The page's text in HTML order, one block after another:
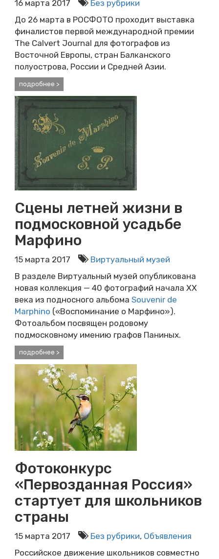
16 марта 2017
Без рубрики
До 26 марта в РОСФОТО проходит выставка
финалистов первой международной премии
The Calvert Journal для фотографов из
Восточной Европы, стран Балканского
полуострова, России и Средней Азии.
подробнее >
Сцены летней жизни в
подмосковной усадьбе
Марфино
15 марта 2017
Виртуальный музей
В разделе Виртуальный музей опубликована
новая коллекция — 40 фотографий начала XX
века из подносного альбома Souvenir de
Marphino («Воспоминание о Марфино»).
Фотоальбом посвящен родовому
подмосковному имению графов Паниных.
подробнее >
Фотоконкурс
«Первозданная Россия»
стартует для школьников
страны
15 марта 2017 Без рубрики, Объявления
Российское движение школьников совместно